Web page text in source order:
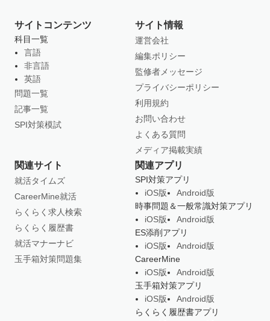
サイトコンテンツ
科目一覧
言語
非言語
英語
問題一覧
記事一覧
SPI対策模試
サイト情報
運営会社
編集ポリシー
監修者メッセージ
プライバシーポリシー
利用規約
お問い合わせ
よくある質問
メディア掲載実績
関連サイト
就活タイムズ
CareerMine就活
らくらく求人検索
らくらく履歴書
就活マナーナビ
玉手箱対策問題集
関連アプリ
SPI対策アプリ
iOS版
Android版
時事問題＆一般常識対策アプリ
iOS版
Android版
ES添削アプリ
iOS版
Android版
CareerMine
iOS版
Android版
玉手箱対策アプリ
iOS版
Android版
らくらく履歴書アプリ